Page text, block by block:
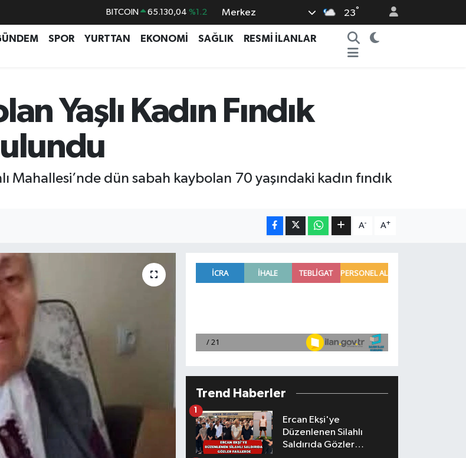
BITCOIN 65.130,04 %1.2
DOLAR 47,7106 %0.17
GRAM ALTIN 6648.99 %2.59
BİST100 13.773
Merkez 23°
SPOR YURTTAN EKONOMİ SAĞLIK
RESMİ İLANLAR
Yaşlı Kadın Fındık
Mahallesi’nde dün sabah kaybolan 70 yaşındaki kadın fındık
A- A+
Trend Haberler
Ercan Ekşi'ye
Düzenlenen Silahlı
Saldırıda Gözler
1